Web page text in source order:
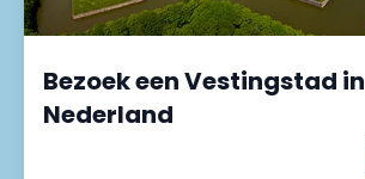
Bezoek een Vestingstad in
Nederland